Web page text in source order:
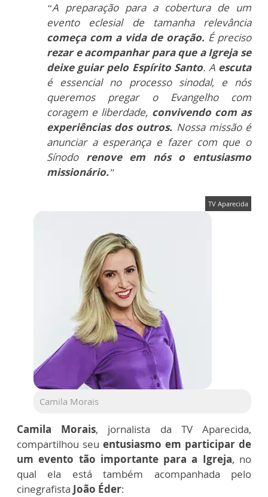
“A preparação para a cobertura de um
evento eclesial de tamanha relevância
começa com a vida de oração. É preciso
rezar e acompanhar para que a Igreja se
deixe guiar pelo Espírito Santo. A escuta
é essencial no processo sinodal, e nós
queremos pregar o Evangelho com
coragem e liberdade, convivendo com as
experiências dos outros. Nossa missão é
anunciar a esperança e fazer com que o
Sínodorenove em nós o entusiasmo
missionário.”
TV Aparecida
Camila Morais
Camila Morais, jornalista da TV Aparecida,
compartilhou seu entusiasmo em participar de
um evento tão importante para a Igreja, no
qual ela está também acompanhada pelo
cinegrafista João Éder: